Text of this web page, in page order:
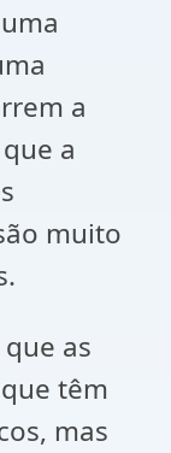
a
a
muito
as
têm
mas